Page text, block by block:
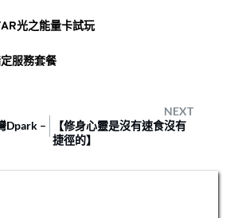
光之能量卡試玩
服務套餐
NEXT
Dpark –
【修身心靈是沒有速食沒有
捷徑的】